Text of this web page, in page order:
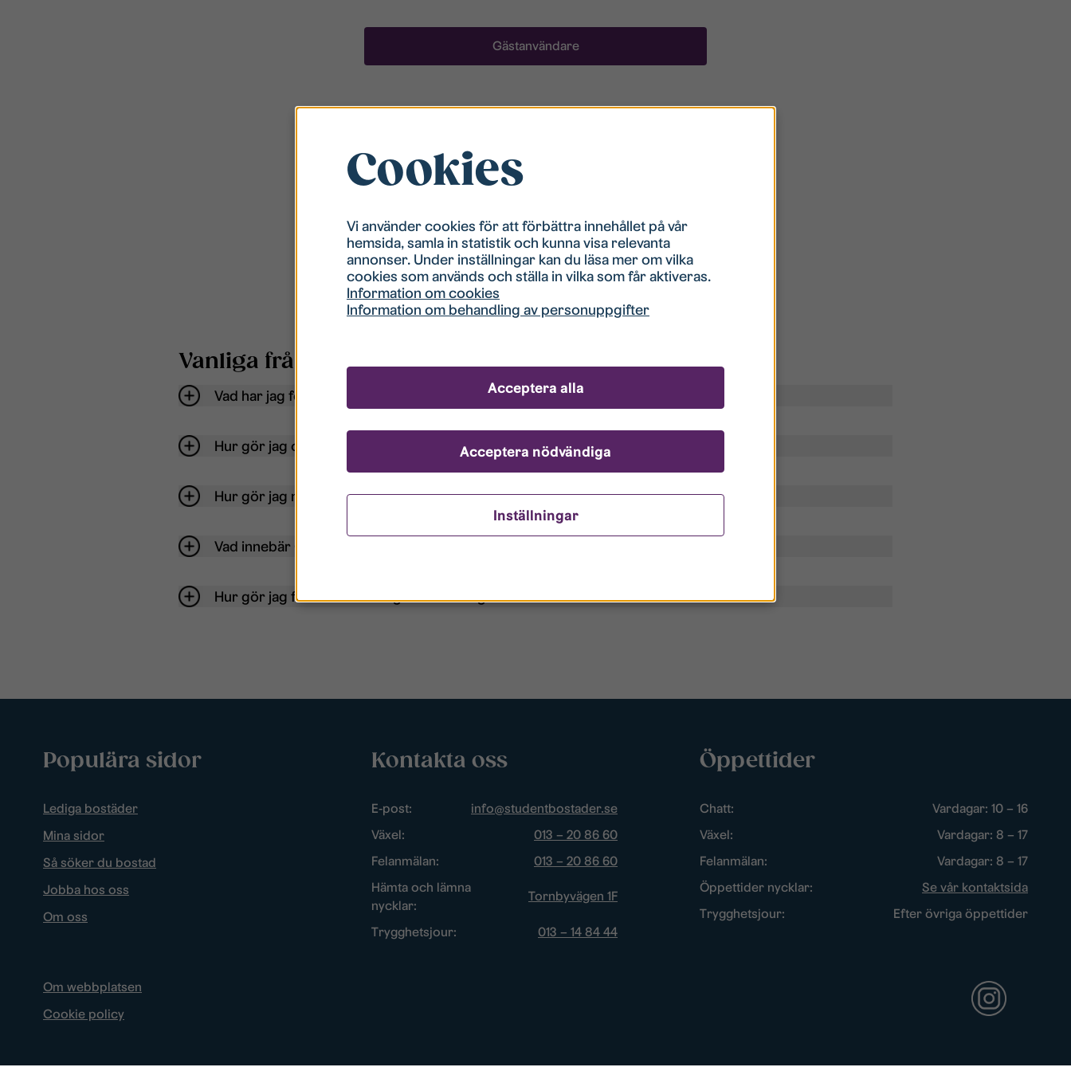
Gästanvändare
För att ha möjlighet att söka boende måste du vara
snabbt!
Registrera ett konto
Vanliga frågor och svar
Vad har jag för användarnamn?
Hur gör jag om mitt konto är låst?
Hur gör jag när jag glömt mitt lösenord?
Vad innebär Gästkonto/Gästanvändare?
Hur gör jag för att bli borttagen ur era register?
Populära sidor
Lediga bostäder
Mina sidor
Så söker du bostad
Jobba hos oss
Om oss
Kontakta oss
E-post:
info@studentbostader.se
Växel:
013 – 20 86 60
Felanmälan:
013 – 20 86 60
Hämta och lämna
nycklar:
Tornbyvägen 1F
Trygghetsjour: 013 – 14 84 44
Öppettider
Chatt:
Vardagar: 10 – 16
Växel:
Vardagar: 8 – 17
Felanmälan:
Vardagar: 8 – 17
Öppettider nycklar:
Se vår kontaktsida
Trygghetsjour:
Efter övriga öppettider
Om webbplatsen
Cookie policy
Cookies
Vi använder cookies för att förbättra innehållet på vår
hemsida, samla in statistik och kunna visa relevanta
annonser. Under inställningar kan du läsa mer om vilka
cookies som används och ställa in vilka som får aktiveras.
Information om cookies
Information om behandling av personuppgifter
Inställningar
Acceptera nödvändiga
Acceptera alla